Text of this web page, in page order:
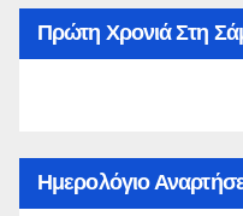
Πρώτη Χρονιά Στη
Ημερολόγιο